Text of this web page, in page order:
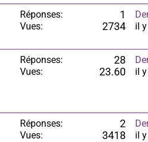
Réponses: 1
Vues: 2734
il
Réponses: 28
Vues: 23.60
il
Réponses: 2
Vues: 3418
il